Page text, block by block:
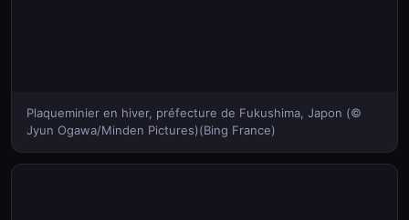
Plaqueminier en hiver, préfecture de Fukushima, Japon (©
Jyun Ogawa/Minden Pictures)(Bing France)